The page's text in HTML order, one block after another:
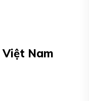
Nam